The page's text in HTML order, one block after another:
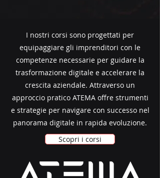
I nostri corsi sono progettati per
equipaggiare gli imprenditori con le
competenze necessarie per guidare la
trasformazione digitale e accelerare la
crescita aziendale. Attraverso un
approccio pratico ATEMA offre strumenti
e strategie per navigare con successo nel
panorama digitale in rapida evoluzione.
Scopri i corsi